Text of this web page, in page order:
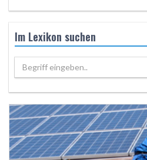
Im Lexikon suchen
Begriff eingeben..